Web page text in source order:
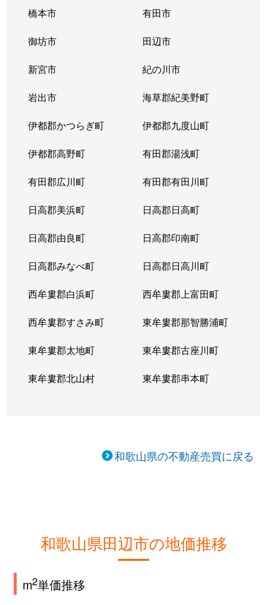
橋本市 有田市
御坊市 田辺市
新宮市 紀の川市
岩出市 海草郡紀美野町
伊都郡かつらぎ町 伊都郡九度山町
伊都郡高野町 有田郡湯浅町
有田郡広川町 有田郡有田川町
日高郡美浜町 日高郡日高町
日高郡由良町 日高郡印南町
日高郡みなべ町 日高郡日高川町
西牟婁郡白浜町 西牟婁郡上富田町
西牟婁郡すさみ町 東牟婁郡那智勝浦町
東牟婁郡太地町 東牟婁郡古座川町
東牟婁郡北山村 東牟婁郡串本町
和歌山県の不動産売買に戻る
和歌山県田辺市の地価推移
m2単価推移